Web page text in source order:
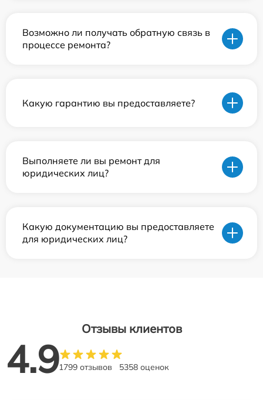
Возможно ли получать обратную связь в
процессе ремонта?
Какую гарантию вы предоставляете?
Выполняете ли вы ремонт для
юридических лиц?
Какую документацию вы предоставляете
для юридических лиц?
Отзывы клиентов
4.91799 отзывов 5358 оценок